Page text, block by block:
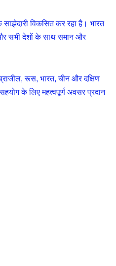
विकसित कर रहा है। भारत
और सभी देशों के साथ समान और
रूस, भारत, चीन और दक्षिण
के लिए महत्वपूर्ण अवसर प्रदान